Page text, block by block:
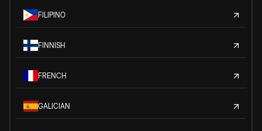
FILIPINO
FINNISH
FRENCH
GALICIAN